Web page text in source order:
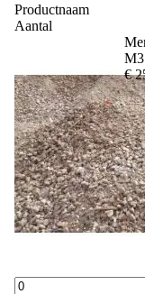
Productnaam
Aantal
€